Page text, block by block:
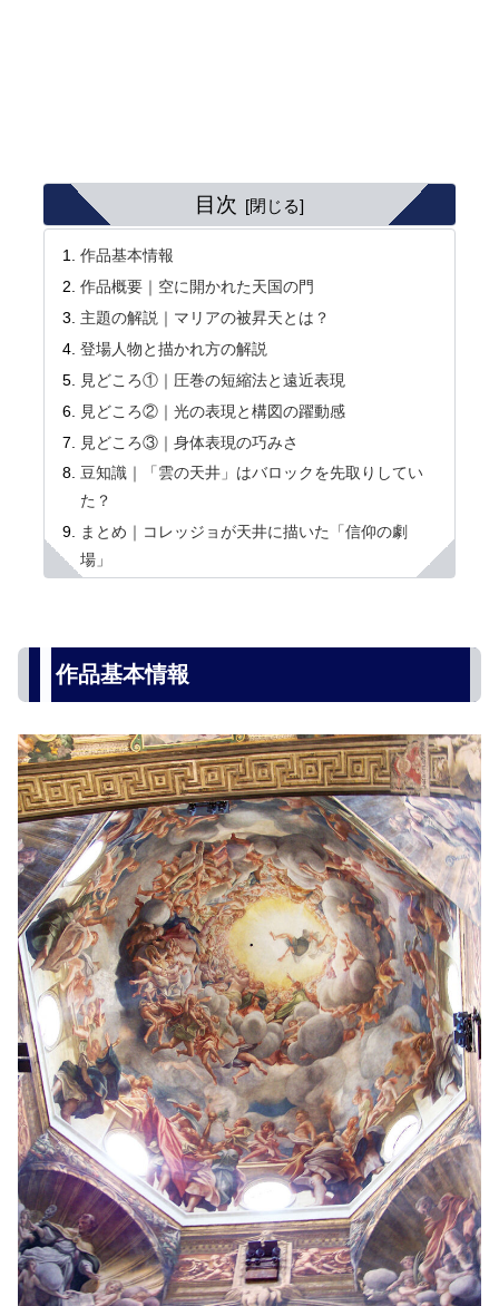
目次
作品基本情報
作品概要｜空に開かれた天国の門
主題の解説｜マリアの被昇天とは？
登場人物と描かれ方の解説
見どころ①｜圧巻の短縮法と遠近表現
見どころ②｜光の表現と構図の躍動感
見どころ③｜身体表現の巧みさ
豆知識｜「雲の天井」はバロックを先取りしてい
た？
まとめ｜コレッジョが天井に描いた「信仰の劇
場」
作品基本情報